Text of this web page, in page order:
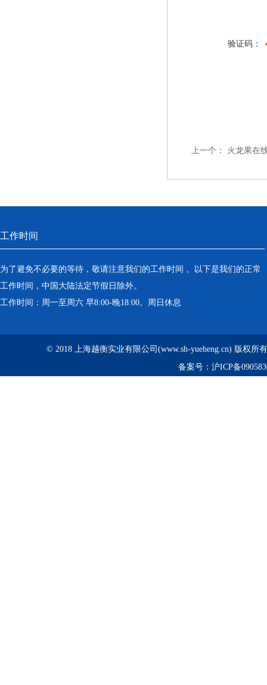
验证码：
上一个： 火龙果在
工作时间
为了避免不必要的等待，敬请注意我们的工作时间 。以下是我们的正常
工作时间，中国大陆法定节假日除外。
工作时间：周一至周六 早8:00-晚18:00。周日休息
© 2018 上海越衡实业有限公司(www.sh-yueheng.cn) 版权所
备案号： 沪ICP备